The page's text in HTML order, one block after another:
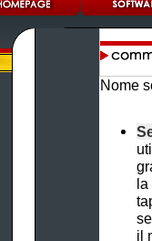
Nome
la
il